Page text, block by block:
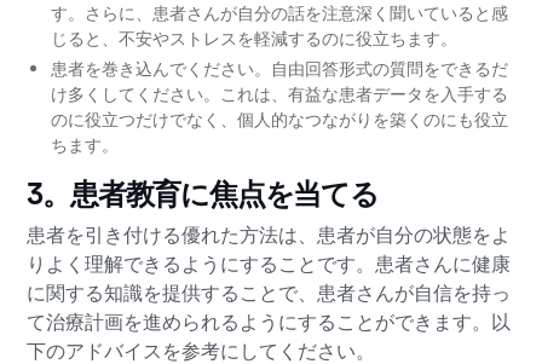
す。さらに、患者さんが自分の話を注意深く聞いていると感
じると、不安やストレスを軽減するのに役立ちます。
患者を巻き込んでください。自由回答形式の質問をできるだ
け多くしてください。これは、有益な患者データを入手する
のに役立つだけでなく、個人的なつながりを築くのにも役立
ちます。
3。患者教育に焦点を当てる
患者を引き付ける優れた方法は、患者が自分の状態をよ
りよく理解できるようにすることです。患者さんに健康
に関する知識を提供することで、患者さんが自信を持っ
て治療計画を進められるようにすることができます。以
下のアドバイスを参考にしてください。